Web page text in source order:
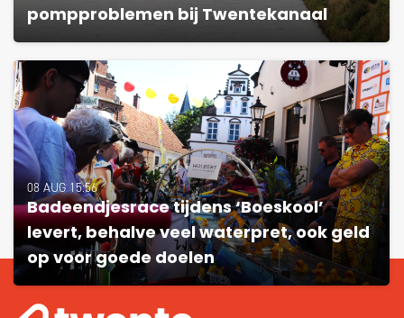
pompproblemen bij Twentekanaal
08 AUG 15:56
Badeendjesrace tijdens ‘Boeskool’
levert, behalve veel waterpret, ook geld
op voor goede doelen